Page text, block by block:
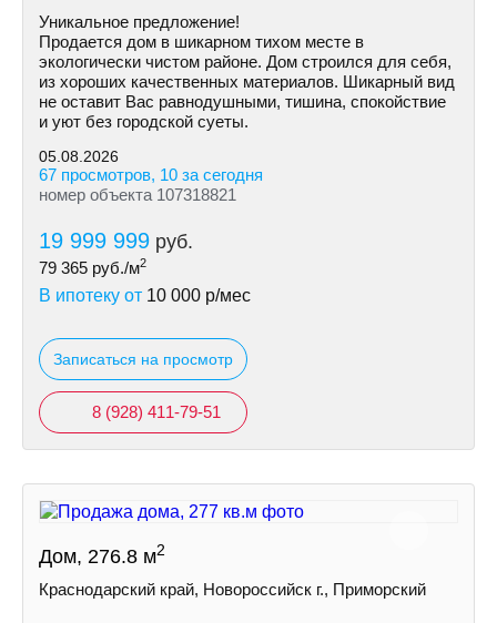
Уникальное предложение!
Продается дом в шикарном тихом месте в
экологически чистом районе. Дом строился для себя,
из хороших качественных материалов. Шикарный вид
не оставит Вас равнодушными, тишина, спокойствие
и уют без городской суеты.
05.08.2026
67 просмотров, 10 за сегодня
номер объекта 107318821
19 999 999 руб.
79 365 руб./м2
В ипотеку от 10 000 р/мес
Записаться на просмотр
8 (928) 411-79-51
Дом, 276.8 м2
Краснодарский край, Новороссийск г., Приморский